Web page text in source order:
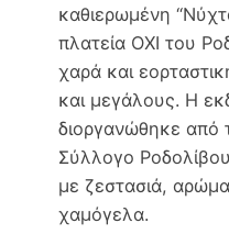
e
b
o
o
k
t
t
e
r
i
y
L
i
n
καθιερωμένη
πλατεία ΟΧΙ του
χαρά και
και μεγάλους. Η
διοργανώθηκε από
Σύλλογο
με ζεστασιά,
χαμόγελα.